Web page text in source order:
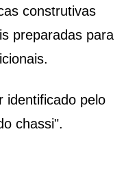
construtivas
preparadas para
identificado pelo
chassi".